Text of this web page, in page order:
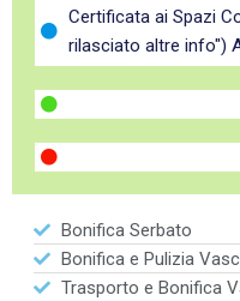
Certificata ai Spazi
rilasciato altre info")
Bonifica Serbato
Bonifica e Pulizia
Trasporto e Bonifica